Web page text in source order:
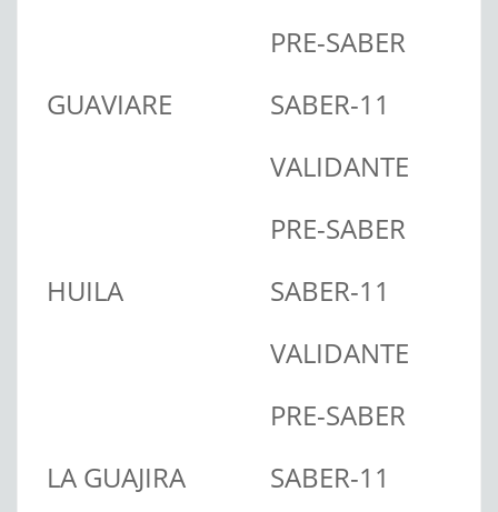
GUAVIARE
PRE-SABER
SABER-11
VALIDANTE
HUILA
PRE-SABER
SABER-11
VALIDANTE
LA GUAJIRA
PRE-SABER
SABER-11